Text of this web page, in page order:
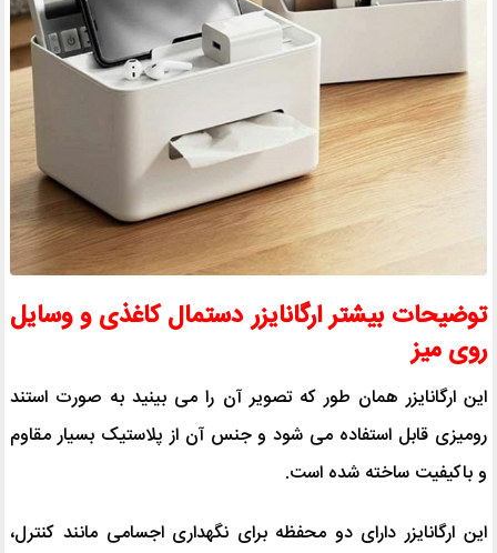
توضیحات بیشتر ارگانایزر دستمال کاغذی و وسایل
روی میز
این ارگانایزر همان طور که تصویر آن را می بینید به صورت استند
رومیزی قابل استفاده می شود و جنس آن از پلاستیک بسیار مقاوم
و باکیفیت ساخته شده است.
این ارگانایزر دارای دو محفظه برای نگهداری اجسامی مانند کنترل،